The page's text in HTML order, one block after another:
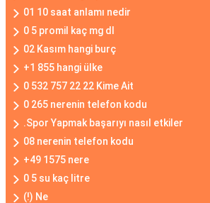
01 10 saat anlamı nedir
0 5 promil kaç mg dl
02 Kasım hangi burç
+1 855 hangi ülke
0 532 757 22 22 Kime Ait
0 265 nerenin telefon kodu
.Spor Yapmak başarıyı nasıl etkiler
08 nerenin telefon kodu
+49 1575 nere
0 5 su kaç litre
(!) Ne